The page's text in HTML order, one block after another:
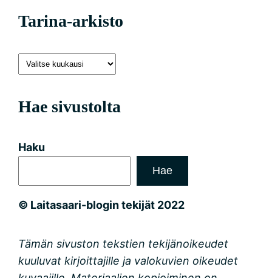
Tarina-arkisto
Hae sivustolta
Haku
Hae
© Laitasaari-blogin tekijät 2022
Tämän sivuston tekstien tekijänoikeudet
kuuluvat kirjoittajille ja valokuvien oikeudet